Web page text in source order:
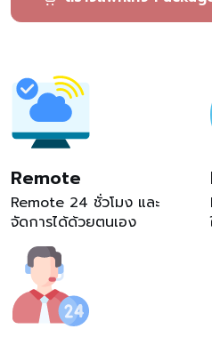
Remote
Remote 24 ชั่วโมง และ
จัดการได้ด้วยตนเอง